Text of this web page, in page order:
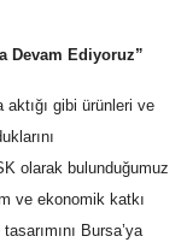
Devam Ediyoruz”
gibi ürünleri ve
olarak bulunduğumuz
ve ekonomik katkı
Bursa’ya